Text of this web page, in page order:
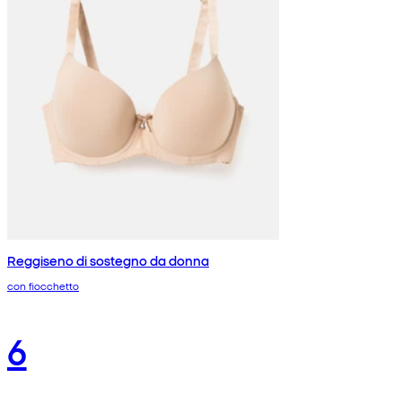
Reggiseno di sostegno da donna
con fiocchetto
6